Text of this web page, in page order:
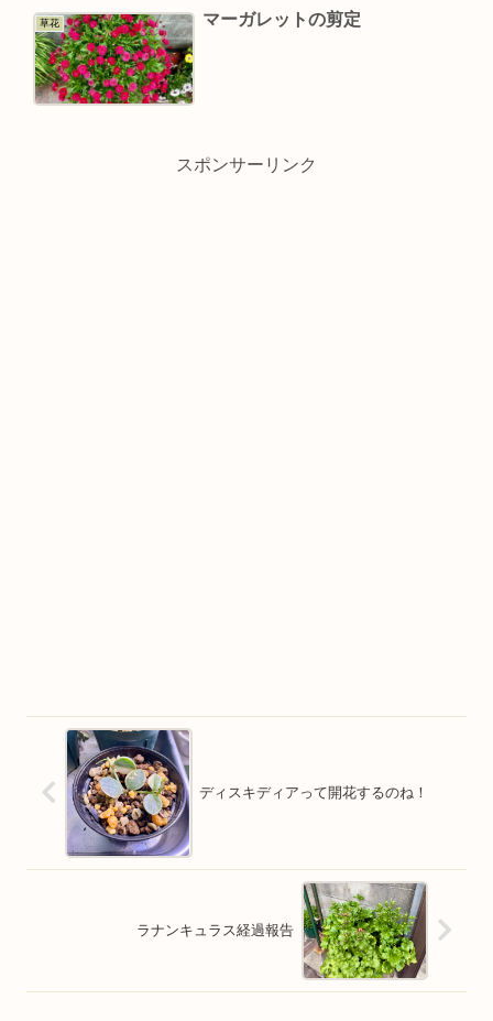
草花 マーガレットの剪定
スポンサーリンク
ディスキディアって開花するのね！
ラナンキュラス経過報告